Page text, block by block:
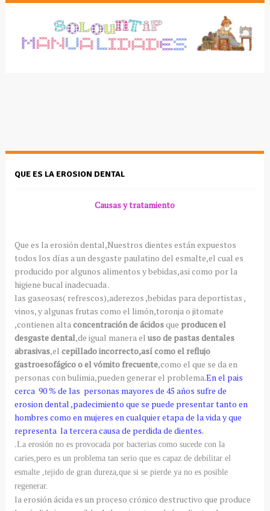
QUE ES LA EROSION DENTAL
Causas y tratamiento
Que es la erosión dental,Nuestros dientes están expuestos
todos los días a un desgaste paulatino del esmalte,el cual es
producido por algunos alimentos y bebidas,asi como por la
higiene bucal inadecuada .
las gaseosas( refrescos),aderezos ,bebidas para deportistas ,
vinos, y algunas frutas como el limón,toronja o jitomate
,contienen altaconcentración de ácidosque producen el
desgaste dental,de igual manera el uso de pastas dentales
abrasivas,el cepillado incorrecto,así como el reflujo
gastroesofágico o el vómito frecuente,como el que se da en
personas con bulimia,pueden generar el problema.En el pais
cerca 90 % de las personas mayores de 45 años sufre de
erosion dental ,padecimiento que se puede presentar tanto en
hombres como en mujeres en cualquier etapa de la vida y que
representa la tercera causa de perdida de dientes.
La erosión no es provocada por bacterias como sucede con la
caries,pero es un problema tan serio que es capaz de debilitar el
esmalte ,tejido de gran dureza,que si se pierde ya no es posible
regenerar.
la erosión ácida es un proceso crónico destructivo que produce